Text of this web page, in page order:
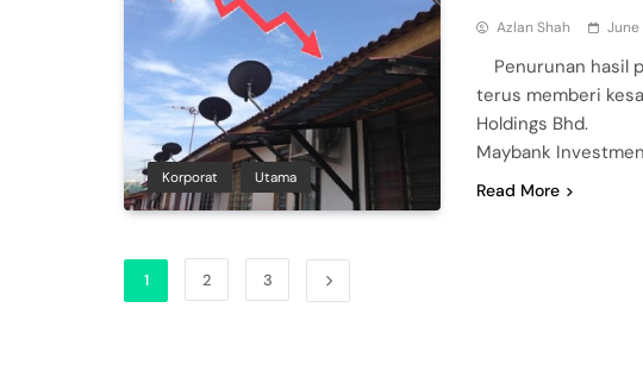
Korporat Utama
Azlan Shah June
Penurunan hasil
terus memberi
Holdings Bhd.
Maybank
Read More
1 2 3